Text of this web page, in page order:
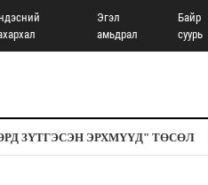
Эгэл
амьдрал
Байр
суурь
ЗҮТГЭСЭН ЭРХМҮҮД" ТӨСӨЛ